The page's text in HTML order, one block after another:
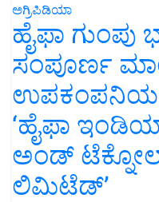
ಅಗ್ರಿಪಿಡಿಯಾ
ಹೈಫಾ ಗುಂಪು
ಸಂಪೂರ್ಣ
‘ಹೈಫಾ
ಅಂಡ್
ಲಿಮಿಟೆಡ್’